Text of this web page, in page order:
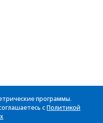
программы.
с Политикой